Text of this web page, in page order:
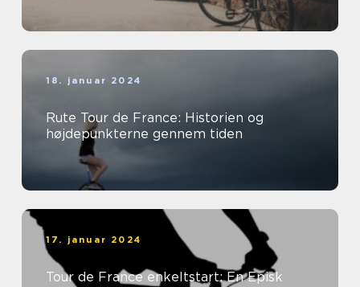
18. januar 2024
Rute Tour de France: Historien og
højdepunkterne gennem tiden
17. januar 2024
Tour de France enkeltstart: En Episk